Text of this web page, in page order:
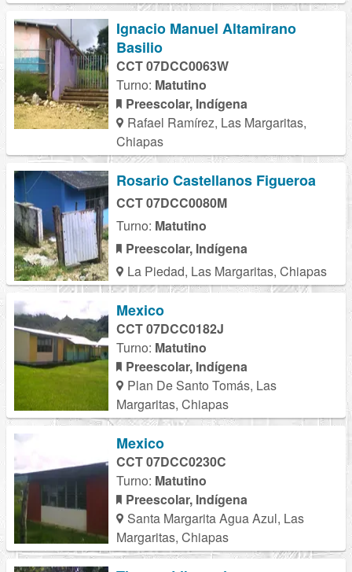
Ignacio Manuel Altamirano
Basilio
CCT 07DCC0063W
Turno: Matutino
Preescolar, Indígena
Rafael Ramírez, Las Margaritas,
Chiapas
Rosario Castellanos Figueroa
CCT 07DCC0080M
Turno: Matutino
Preescolar, Indígena
La Piedad, Las Margaritas, Chiapas
Mexico
CCT 07DCC0182J
Turno: Matutino
Preescolar, Indígena
Plan De Santo Tomás, Las
Margaritas, Chiapas
Mexico
CCT 07DCC0230C
Turno: Matutino
Preescolar, Indígena
Santa Margarita Agua Azul, Las
Margaritas, Chiapas